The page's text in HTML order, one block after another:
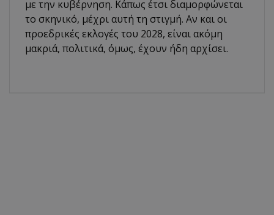
με την κυβέρνηση. Κάπως έτσι διαμορφώνεται
το σκηνικό, μέχρι αυτή τη στιγμή. Αν και οι
προεδρικές εκλογές του 2028, είναι ακόμη
μακριά, πολιτικά, όμως, έχουν ήδη αρχίσει.